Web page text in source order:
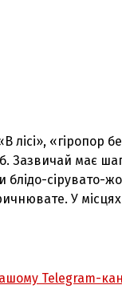
лісі», «гіропор
Зазвичай має
сірувато-
У місцях
Telegram-